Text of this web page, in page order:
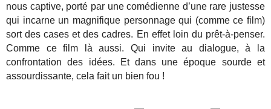
nous captive, porté par une comédienne d’une rare justesse
qui incarne un magnifique personnage qui (comme ce film)
sort des cases et des cadres. En effet loin du prêt-à-penser.
Comme ce film là aussi. Qui invite au dialogue, à la
confrontation des idées. Et dans une époque sourde et
assourdissante, cela fait un bien fou !